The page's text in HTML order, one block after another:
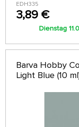
EDH335
3,89 €
Dienstag
Barva Hobby
Light Blue (10